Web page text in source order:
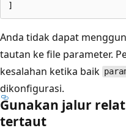
Anda tidak dapat
tautan ke file parameter.
kesalahan ketika baik
dikonfigurasi.
Gunakan jalur
tertaut